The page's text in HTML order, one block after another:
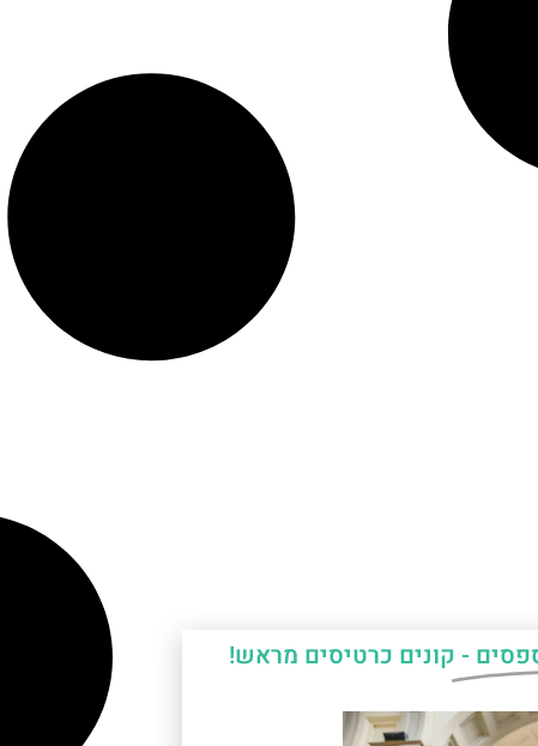
- קונים כרטיסים מראש!